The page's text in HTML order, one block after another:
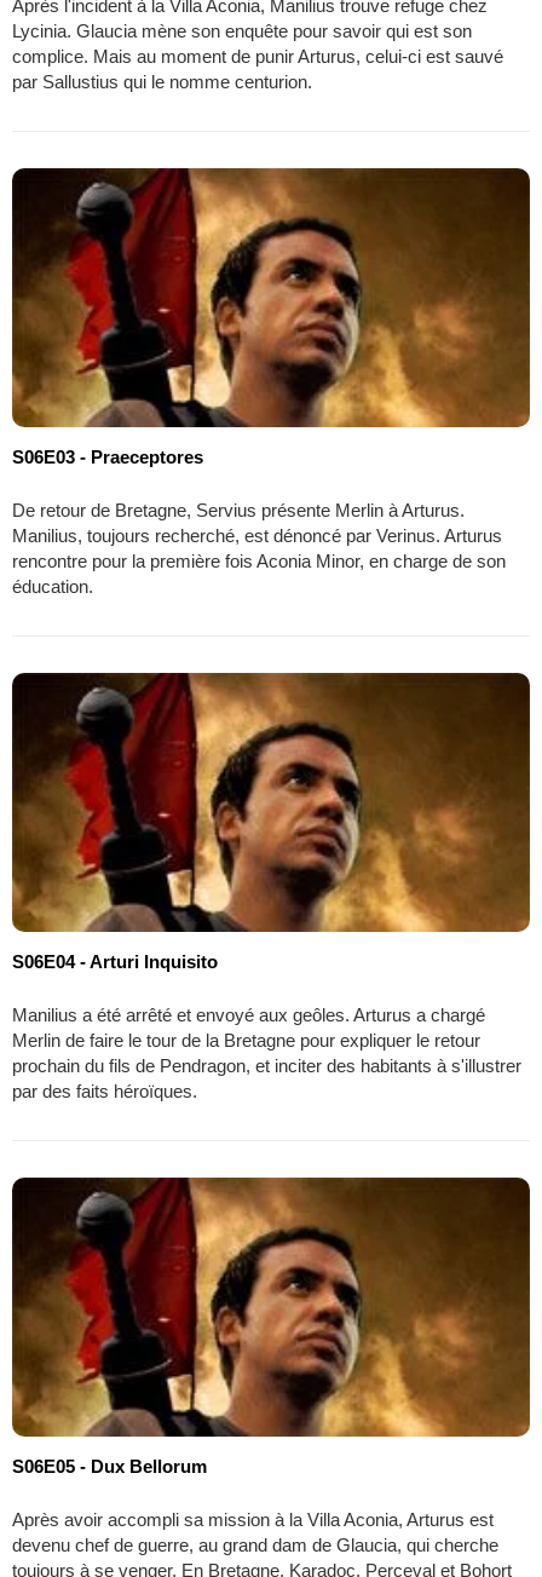
Après l'incident à la Villa Aconia, Manilius trouve refuge chez
Lycinia. Glaucia mène son enquête pour savoir qui est son
complice. Mais au moment de punir Arturus, celui-ci est sauvé
par Sallustius qui le nomme centurion.
S06E03 - Praeceptores
De retour de Bretagne, Servius présente Merlin à Arturus.
Manilius, toujours recherché, est dénoncé par Verinus. Arturus
rencontre pour la première fois Aconia Minor, en charge de son
éducation.
S06E04 - Arturi Inquisito
Manilius a été arrêté et envoyé aux geôles. Arturus a chargé
Merlin de faire le tour de la Bretagne pour expliquer le retour
prochain du fils de Pendragon, et inciter des habitants à s'illustrer
par des faits héroïques.
S06E05 - Dux Bellorum
Après avoir accompli sa mission à la Villa Aconia, Arturus est
devenu chef de guerre, au grand dam de Glaucia, qui cherche
toujours à se venger. En Bretagne, Karadoc, Perceval et Bohort